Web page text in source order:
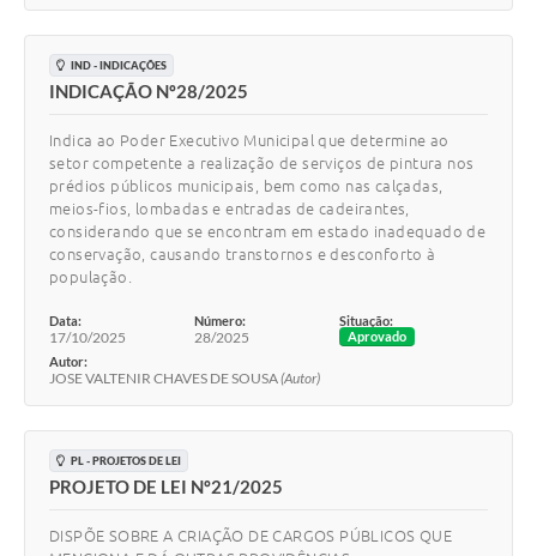
IND - INDICAÇÕES
INDICAÇÃO Nº28/2025
Indica ao Poder Executivo Municipal que determine ao
setor competente a realização de serviços de pintura nos
prédios públicos municipais, bem como nas calçadas,
meios-fios, lombadas e entradas de cadeirantes,
considerando que se encontram em estado inadequado de
conservação, causando transtornos e desconforto à
população.
Data:
17/10/2025
Número:
28/2025
Situação:
Aprovado
Autor:
JOSE VALTENIR CHAVES DE SOUSA(Autor)
PL - PROJETOS DE LEI
PROJETO DE LEI Nº21/2025
DISPÕE SOBRE A CRIAÇÃO DE CARGOS PÚBLICOS QUE